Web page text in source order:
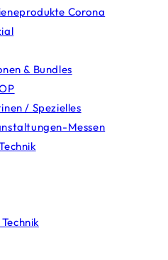
Corona
& Bundles
/ Spezielles
Messen